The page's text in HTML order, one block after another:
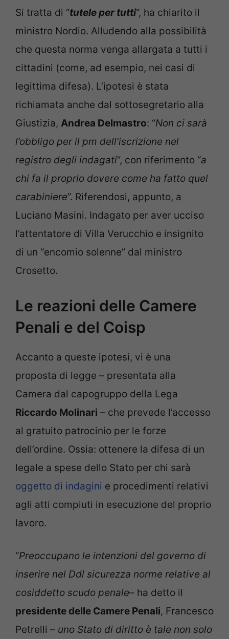
Si tratta di “tutele per tutti“, ha chiarito il
ministro Nordio. Alludendo alla possibilità
che questa norma venga allargata a tutti i
cittadini (come, ad esempio, nei casi di
legittima difesa). L’ipotesi è stata
richiamata anche dal sottosegretario alla
Giustizia, Andrea Delmastro: “Non ci sarà
l’obbligo per il pm dell’iscrizione nel
registro degli indagati”, con riferimento “a
chi fa il proprio dovere come ha fatto quel
carabiniere”. Riferendosi, appunto, a
Luciano Masini. Indagato per aver ucciso
l’attentatore di Villa Verucchio e insignito
di un “encomio solenne” dal ministro
Crosetto.
Le reazioni delle Camere
Penali e del Coisp
Accanto a queste ipotesi, vi è una
proposta di legge – presentata alla
Camera dal capogruppo della Lega
Riccardo Molinari – che prevede l’accesso
al gratuito patrocinio per le forze
dell’ordine. Ossia: ottenere la difesa di un
legale a spese dello Stato per chi sarà
oggetto di indagini e procedimenti relativi
agli atti compiuti in esecuzione del proprio
lavoro.
“Preoccupano le intenzioni del governo di
inserire nel Ddl sicurezza norme relative al
cosiddetto scudo penale– ha detto il
presidente delle Camere Penali, Francesco
Petrelli – uno Stato di diritto è tale non solo